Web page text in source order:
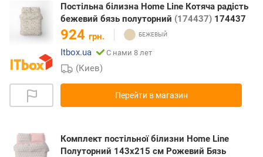
Постільна білизна Home Line Котяча радість
бежевий бязь полуторний (174437) 174437
924 грн.
Itbox.ua
С нами 8 лет
(Киев)
Перейти в магазин
Комплект постільної білизни Home Line
Полуторний 143х215 см Рожевий Бязь